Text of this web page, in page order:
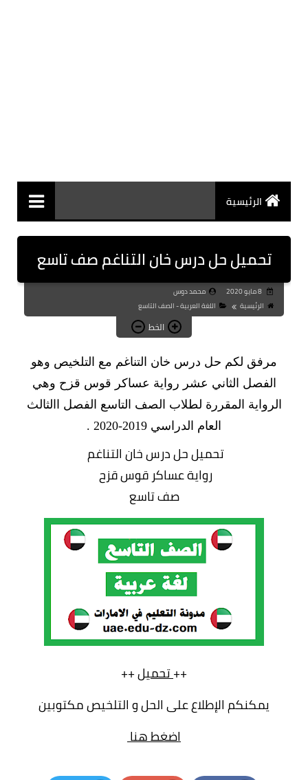
الرئيسية
تحميل حل درس خان التناغم صف تاسع
محمد دوس
الرئيسية
اللغة العربية - الصف التاسع
الخط
مرفق لكم حل درس خان التناغم مع التلخيص وهو
الفصل الثاني عشر رواية عساكر قوس قزح وهي
الرواية المقررة لطلاب الصف التاسع الفصل االثالث
العام الدراسي 2019-2020 .
تحميل حل درس خان التناغم
رواية عساكر قوس قزح
صف تاسع
++تحميل++
يمكنكم الإطلاع على الحل و التلخيص مكتوبين
اضغط هنا